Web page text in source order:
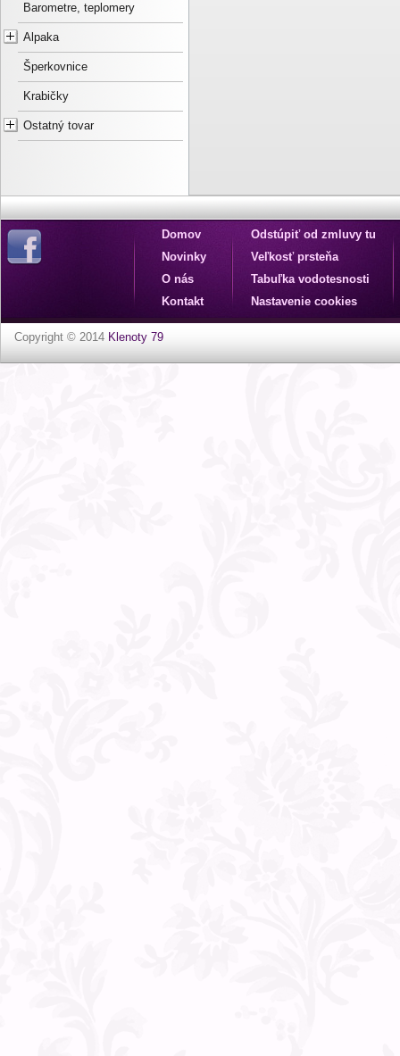
Barometre, teplomery
Alpaka
Šperkovnice
Krabičky
Ostatný tovar
Domov
Novinky
O nás
Kontakt
Odstúpiť od zmluvy tu
Veľkosť prsteňa
Tabuľka vodotesnosti
Nastavenie cookies
Copyright © 2014 Klenoty 79